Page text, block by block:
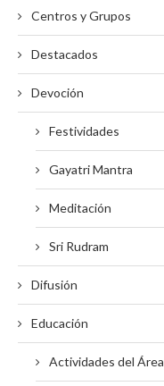
Centros y Grupos
Destacados
Devoción
Festividades
Gayatri Mantra
Meditación
Sri Rudram
Difusión
Educación
Actividades del Área